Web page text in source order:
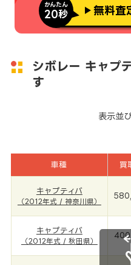
かんたん
20秒 無料査
シボレー キャプ
す
表示並
車種 買
キャプティバ
（2012年式 / 神奈川県）
キャプティバ
（2012年式 / 秋田県）